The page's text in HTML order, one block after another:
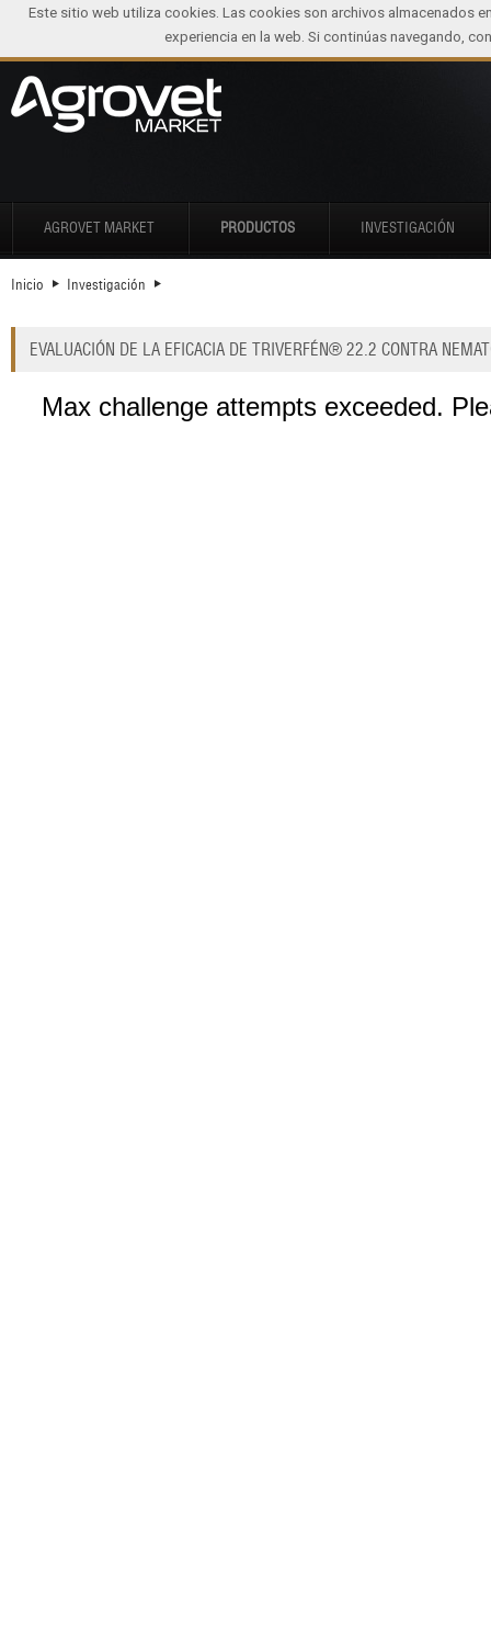
AGROVET MARKET PRODUCTOS INVESTIGACIÓN
Inicio Investigación
EVALUACIÓN DE LA EFICACIA DE TRIVERFÉN® 22.2 CONTRA
Este sitio web utiliza cookies. Las cookies son archivos almacenados
experiencia en la web. Si continúas navegando,